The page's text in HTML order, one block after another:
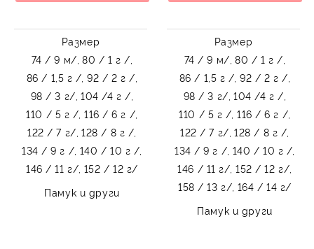
Размер
74 / 9 м/, 80 / 1 г /,
86 / 1,5 г /, 92 / 2 г /,
98 / 3 г/, 104 /4 г /,
110 / 5 г /, 116 / 6 г /,
122 / 7 г/, 128 / 8 г /,
134 / 9 г /, 140 / 10 г /,
146 / 11 г/, 152 / 12 г/
Памук и други
Размер
74 / 9 м/, 80 / 1 г /,
86 / 1,5 г /, 92 / 2 г /,
98 / 3 г/, 104 /4 г /,
110 / 5 г /, 116 / 6 г /,
122 / 7 г/, 128 / 8 г /,
134 / 9 г /, 140 / 10 г /,
146 / 11 г/, 152 / 12 г/,
158 / 13 г/, 164 / 14 г/
Памук и други